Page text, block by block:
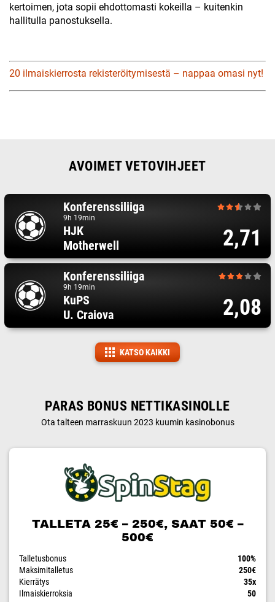
kertoimen, jota sopii ehdottomasti kokeilla – kuitenkin
hallitulla panostuksella.
20 ilmaiskierrosta rekisteröitymisestä – nappaa omasi nyt!
AVOIMET VETOVIHJEET
Konferenssiliiga
9h 19min
HJK
Motherwell
2,71
Konferenssiliiga
9h 19min
KuPS
U. Craiova
2,08
KATSO KAIKKI
PARAS BONUS NETTIKASINOLLE
Ota talteen marraskuun 2023 kuumin kasinobonus
TALLETA 25€ – 250€, SAAT 50€ –
500€
Talletusbonus
100%
Maksimitalletus
250€
Kierrätys
35x
Ilmaiskierroksia
50